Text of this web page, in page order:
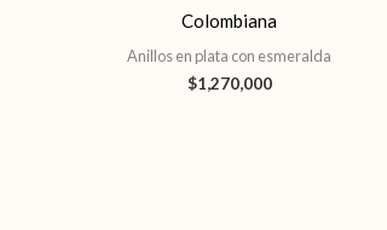
Colombiana
Anillos en plata con esmeralda
$1,270,000